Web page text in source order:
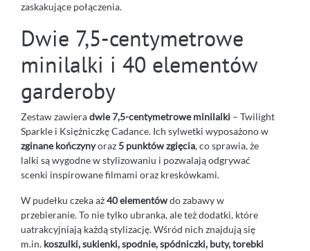
zaskakujące połączenia.
Dwie 7,5-centymetrowe
minilalki i 40 elementów
garderoby
Zestaw zawieradwie 7,5-centymetrowe minilalki – Twilight
Sparkle i Księżniczkę Cadance. Ich sylwetki wyposażono w
zginane kończynyoraz5 punktów zgięcia, co sprawia, że
lalki są wygodne w stylizowaniu i pozwalają odgrywać
scenki inspirowane filmami oraz kreskówkami.
W pudełku czeka aż40 elementówdo zabawy w
przebieranie. To nie tylko ubranka, ale też dodatki, które
uatrakcyjniają każdą stylizację. Wśród nich znajdują się
m.in. koszulki, sukienki, spodnie, spódniczki, buty, torebki